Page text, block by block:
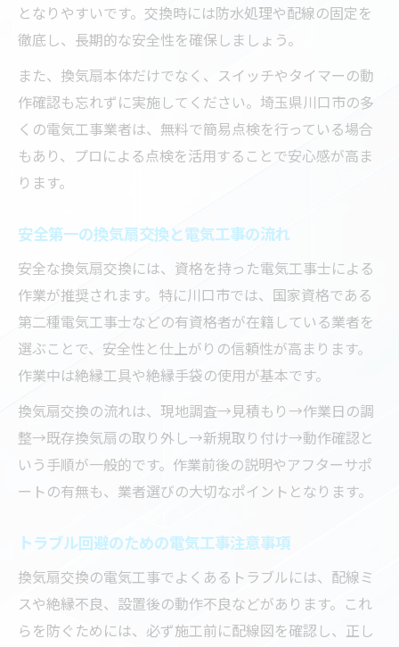
となりやすいです。交換時には防水処理や配線の固定を
徹底し、長期的な安全性を確保しましょう。
また、換気扇本体だけでなく、スイッチやタイマーの動
作確認も忘れずに実施してください。埼玉県川口市の多
くの電気工事業者は、無料で簡易点検を行っている場合
もあり、プロによる点検を活用することで安心感が高ま
ります。
安全第一の換気扇交換と電気工事の流れ
安全な換気扇交換には、資格を持った電気工事士による
作業が推奨されます。特に川口市では、国家資格である
第二種電気工事士などの有資格者が在籍している業者を
選ぶことで、安全性と仕上がりの信頼性が高まります。
作業中は絶縁工具や絶縁手袋の使用が基本です。
換気扇交換の流れは、現地調査→見積もり→作業日の調
整→既存換気扇の取り外し→新規取り付け→動作確認と
いう手順が一般的です。作業前後の説明やアフターサポ
ートの有無も、業者選びの大切なポイントとなります。
トラブル回避のための電気工事注意事項
換気扇交換の電気工事でよくあるトラブルには、配線ミ
スや絶縁不良、設置後の動作不良などがあります。これ
らを防ぐためには、必ず施工前に配線図を確認し、正し